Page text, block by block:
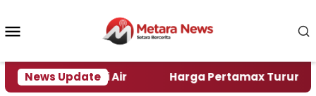
konten
News Update
Alami Krisi Air Harga Pertamax Turun Per